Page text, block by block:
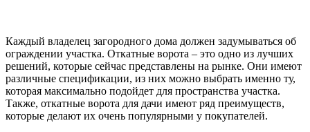
Каждый владелец загородного дома должен задумываться об
ограждении участка. Откатные ворота – это одно из лучших
решений, которые сейчас представлены на рынке. Они имеют
различные спецификации, из них можно выбрать именно ту,
которая максимально подойдет для пространства участка.
Также, откатные ворота для дачи имеют ряд преимуществ,
которые делают их очень популярными у покупателей.